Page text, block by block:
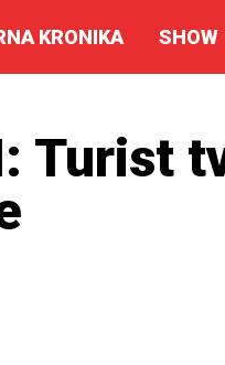
KRONIKA SHOW
Turist